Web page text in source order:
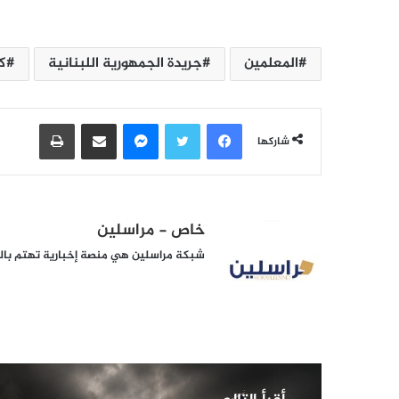
المعلمين جريدة الجمهورية اللبنانية
شاركها
فيسبوكتويتر ماسنجر مشاركة عبر البريد طباعة
خاص - مراسلين
شبكة مراسلين هي منصة إخبارية تهتم